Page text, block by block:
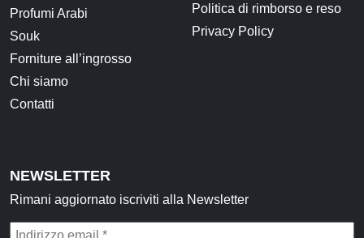
Profumi Arabi
Souk
Forniture all’ingrosso
Chi siamo
Contatti
Politica di rimborso e reso
Privacy Policy
NEWSLETTER
Rimani aggiornato iscriviti alla Newsletter